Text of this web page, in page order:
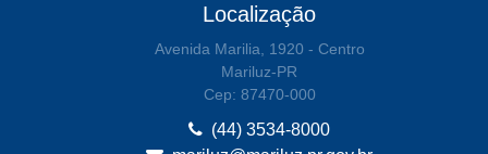
Localização
Avenida Marilia, 1920 - Centro
Mariluz-PR
Cep: 87470-000
(44) 3534-8000